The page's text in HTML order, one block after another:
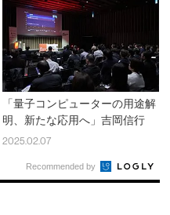
「量子コンピューターの用途解
明、新たな応用へ」吉岡信行
2025.02.07
Recommended by